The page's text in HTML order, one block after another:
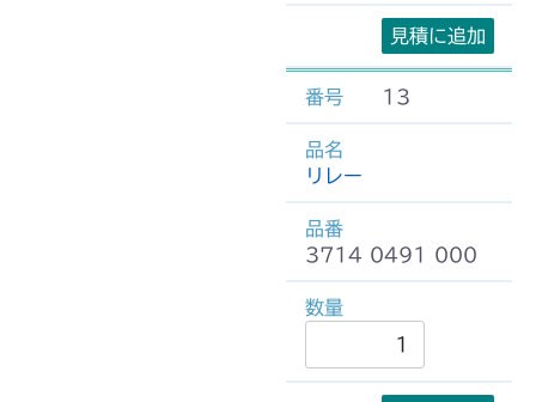
見積に追加
13
リレー
3714 0491 000